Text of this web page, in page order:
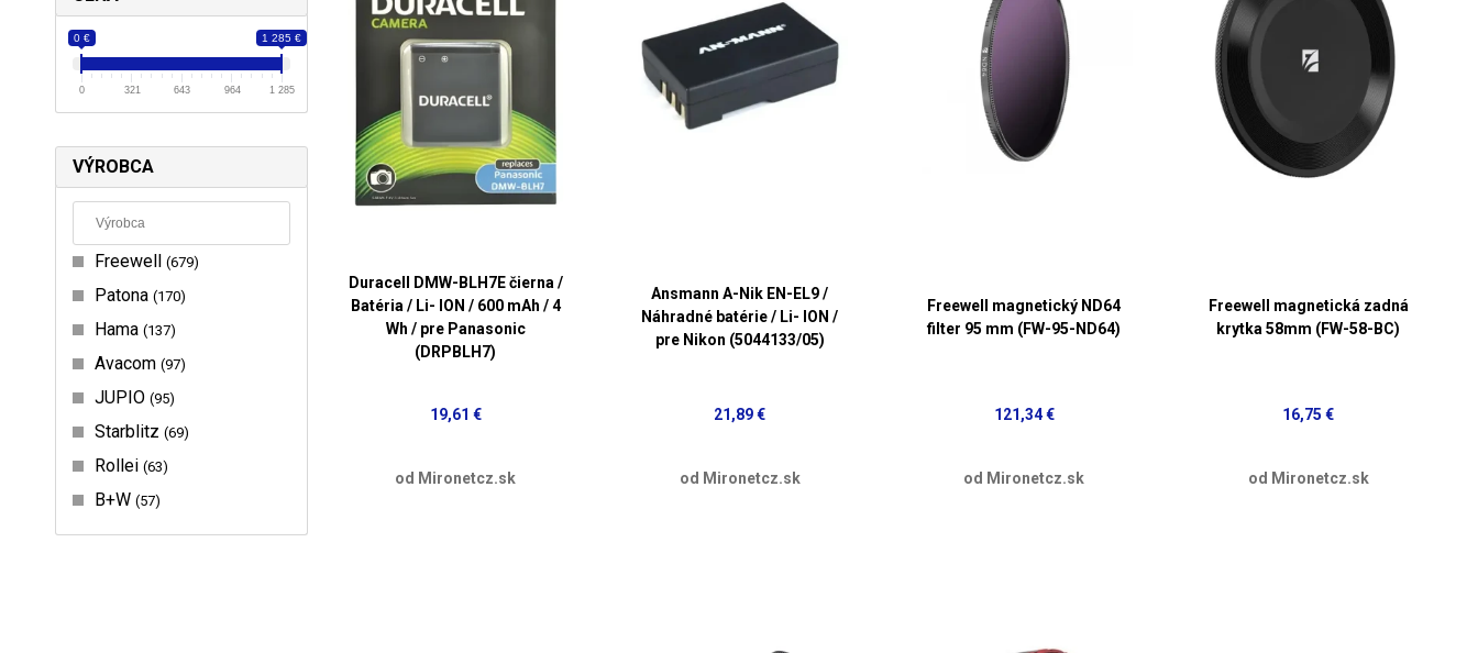
0 € 1 285 €
0 321 643 964 1 285
VÝROBCA
Freewell 679
Patona 170
Hama 137
Avacom 97
JUPIO 95
Starblitz 69
Rollei 63
B+W 57
Duracell DMW-BLH7E čierna /
Batéria / Li- ION / 600 mAh / 4
Wh / pre Panasonic
(DRPBLH7)
19,61 €
od Mironetcz.sk
Ansmann A-Nik EN-EL9 /
Náhradné batérie / Li- ION /
pre Nikon (5044133/05)
21,89 €
od Mironetcz.sk
Freewell magnetický ND64
filter 95 mm (FW-95-ND64)
121,34 €
od Mironetcz.sk
Freewell magnetická zadná
krytka 58mm (FW-58-BC)
16,75 €
od Mironetcz.sk